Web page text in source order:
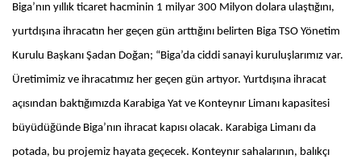
Biga’nın yıllık ticaret hacminin 1 milyar 300 Milyon dolara ulaştığını,
yurtdışına ihracatın her geçen gün arttığını belirten Biga TSO Yönetim
Kurulu Başkanı Şadan Doğan; “Biga’da ciddi sanayi kuruluşlarımız var.
Üretimimiz ve ihracatımız her geçen gün artıyor. Yurtdışına ihracat
açısından baktığımızda Karabiga Yat ve Konteynır Limanı kapasitesi
büyüdüğünde Biga’nın ihracat kapısı olacak. Karabiga Limanı da
potada, bu projemiz hayata geçecek. Konteynır sahalarının, balıkçı